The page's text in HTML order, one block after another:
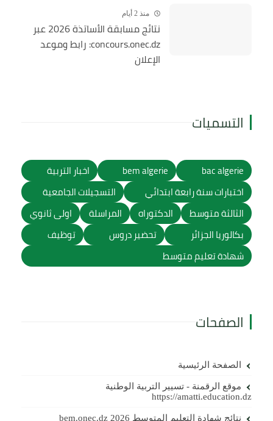
منذ 2 أيام
نتائج مسابقة الأساتذة 2026 عبر
concours.onec.dz: رابط وموعد
الإعلان
التسميات
bac algerie
bem algerie
اخبار التربية
اختبارات سنة رابعة ابتدائي
التسجيلات الجامعية
الثالثة متوسط
الدكتوراه المراسلة
اولى ثانوي
بكالوريا الجزائر
تحضير دروس
توظيف
شهادة تعليم متوسط
الصفحات
الصفحة الرئيسية
موقع الرقمنة - تسيير التربية الوطنية
https://amatti.education.dz
نتائج شهادة التعليم المتوسط 2026 bem.onec.dz